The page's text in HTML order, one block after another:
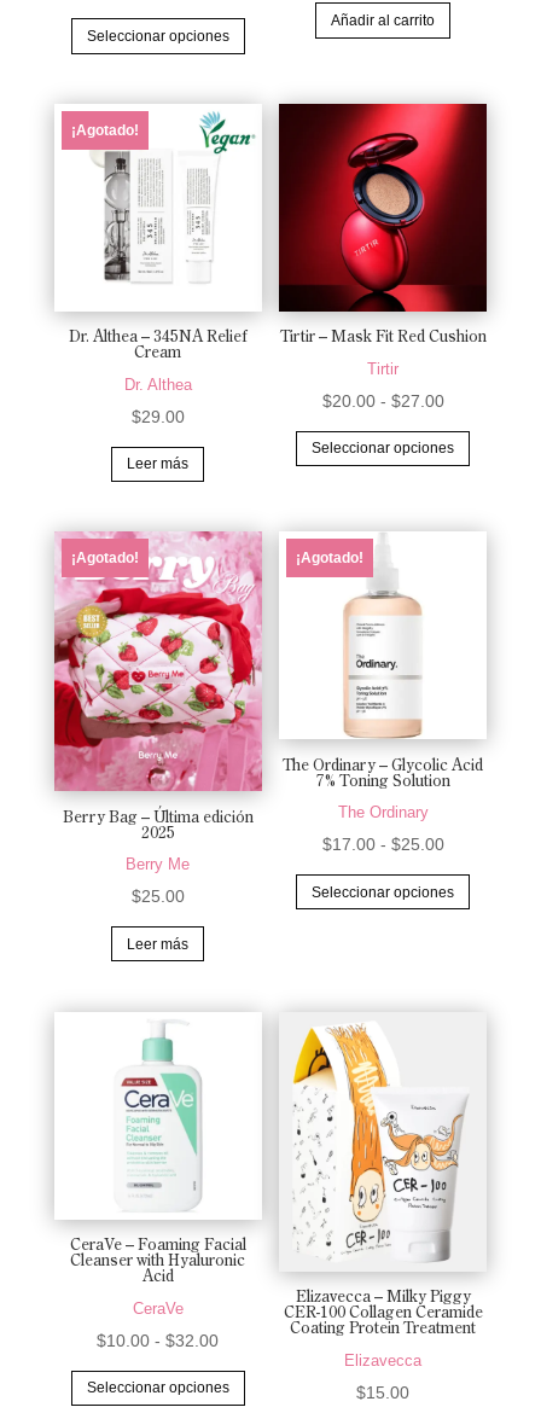
producto
Seleccionar opciones
Este
producto
variantes.
en
Añadir al carrito
¡Agotado!
Dr. Althea – 345NA Relief
Cream
Dr. Althea
$29.00
Leer más
Tirtir – Mask Fit Red Cushion
Tirtir
$20.00 - $27.00Rango
de
precios:
Seleccionar opciones
Este
en
la
¡Agotado!
Berry Bag – Última edición
2025
Berry Me
$25.00
Leer más
¡Agotado!
The Ordinary – Glycolic Acid
7% Toning Solution
The Ordinary
$17.00 - $25.00Rango
de
precios:
Seleccionar opciones
Este
producto
producto
CeraVe – Foaming Facial
Cleanser with Hyaluronic
Acid
CeraVe
$10.00 - $32.00Rango
de
precios:
Seleccionar opciones
Este
producto
Elizavecca – Milky Piggy
CER-100 Collagen Ceramide
Coating Protein Treatment
Elizavecca
$15.00